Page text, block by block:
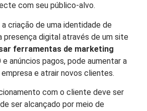
com seu público-alvo.
criação de uma identidade de
presença digital através de um site
ferramentas de marketing
e anúncios pagos, pode aumentar a
e atrair novos clientes.
com o cliente deve ser
ser alcançado por meio de